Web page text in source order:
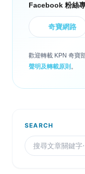
Facebook 粉絲專
奇寶網路
歡迎轉載 KPN 奇寶
聲明及轉載原則 。
SEARCH